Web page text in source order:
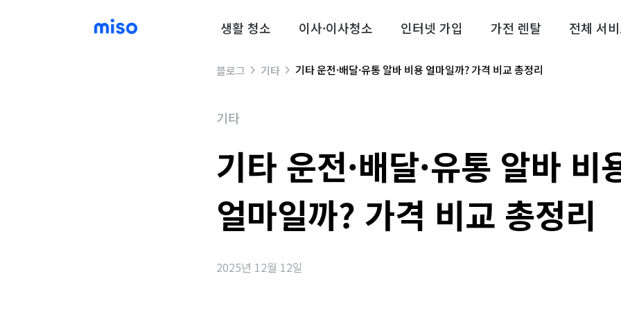
생활 청소 이사·이사청소 인터넷 가입 가전 렌탈 전체 서
블로그 기타 기타 운전·배달·유통 알바 비용 얼마일까? 가격 비교 총정리
기타
기타 운전·배달·유통 알바 비
얼마일까? 가격 비교 총정리
2025년 12월 12일